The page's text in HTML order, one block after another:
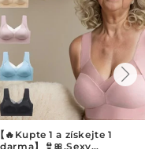
🏃‍♂️ Multifunkční fitness pás
Účinně spaluje tuk z břicha